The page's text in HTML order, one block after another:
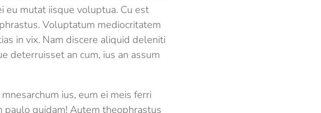
eu mutat iisque voluptua. Cu est
Voluptatum mediocritatem
in vix. Nam discere aliquid deleniti
deterruisset an cum, ius an assum
ius, eum ei meis ferri
paulo quidam! Autem theophrastus